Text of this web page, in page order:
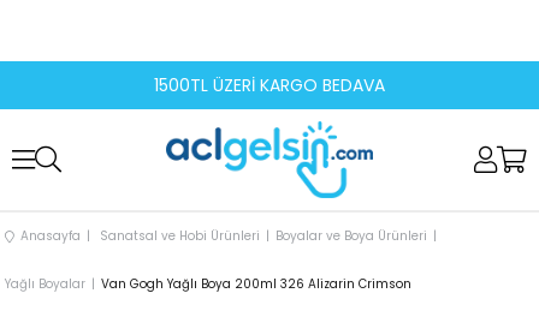
1500TL ÜZERİ KARGO BEDAVA
Anasayfa Sanatsal ve Hobi Ürünleri Boyalar ve Boya Ürünleri
Yağlı Boyalar Van Gogh Yağlı Boya 200ml 326 Alizarin Crimson